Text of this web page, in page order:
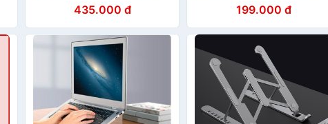
P43 Kèm Vít Siết ỐC
435.000 đ
Laptop Surface / Laptop Asus
/ Laptop HP / Laptop Dell /
Laptop Lenovo / Laptop LG /
Laptop Acer / Laptop MSI -
Hàng Nhập Khẩu
199.000 đ